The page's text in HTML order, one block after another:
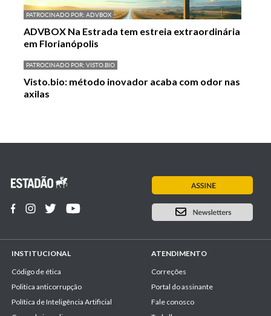
PATROCINADO POR: ADVBOX
ADVBOX Na Estrada tem estreia extraordinária
em Florianópolis
PATROCINADO POR: VISTO.BIO
Visto.bio: método inovador acaba com odor nas
axilas
INSTITUCIONAL
Código de ética
Politica anticorrupção
Política de Inteligência Artificial
ATENDIMENTO
Correções
Portal do assinante
Fale conosco